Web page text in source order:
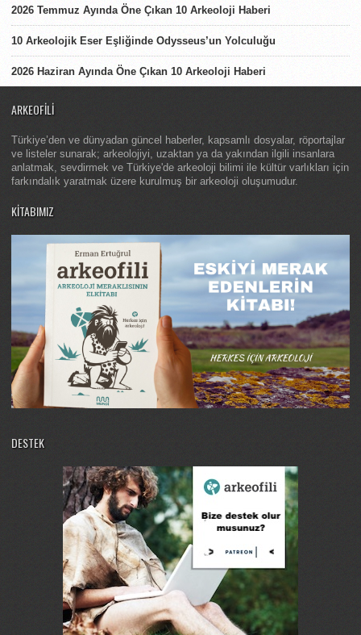
2026 Temmuz Ayında Öne Çıkan 10 Arkeoloji Haberi
10 Arkeolojik Eser Eşliğinde Odysseus’un Yolculuğu
2026 Haziran Ayında Öne Çıkan 10 Arkeoloji Haberi
ARKEOFILI
Türkiye’den ve dünyadan güncel haberler, kapsamlı dosyalar, röportajlar
ve listeler sunarak; arkeolojiyi, uzaktan ya da yakından ilgili insanlara
anlatmak, sevdirmek ve Türkiye'de arkeoloji bilimi ile kültür varlıkları için
farkındalık yaratmak üzere kurulmuş bir arkeoloji oluşumudur.
KITABIMIZ
DESTEK